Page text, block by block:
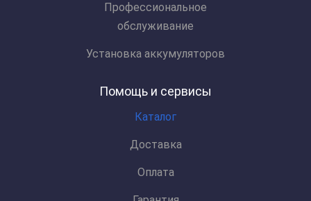
Профессиональное
обслуживание
Установка аккумуляторов
Помощь и сервисы
Каталог
Доставка
Оплата